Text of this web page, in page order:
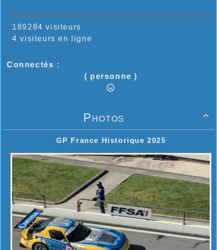
189284 visiteurs
4 visiteurs en ligne
Connectés :
( personne )

Photos
GP France Historique 2025